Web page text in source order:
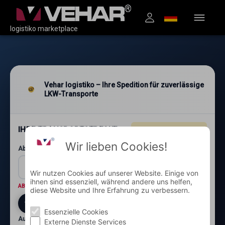
logistiko marketplace
Vehar logistiko – Ihre Spedition für zuverlässige
LKW-Transporte
IHRE TRANSPORTSTRECKE
Abholung: Postleitzahl und Ort*
ABHOLORT Wo wird die Ware abgeholt?
Auslieferung: Postleitzahl und Ort*
Wir lieben Cookies!
Wir nutzen Cookies auf unserer Website. Einige von
ihnen sind essenziell, während andere uns helfen,
diese Website und Ihre Erfahrung zu verbessern.
Essenzielle Cookies
Externe Dienste Services